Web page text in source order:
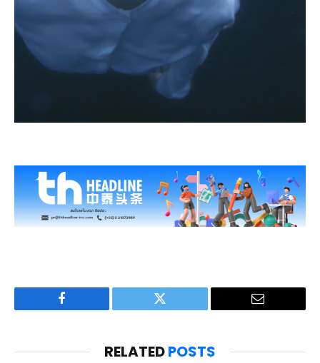
Facebook Twitter Email
RELATEDPOSTS